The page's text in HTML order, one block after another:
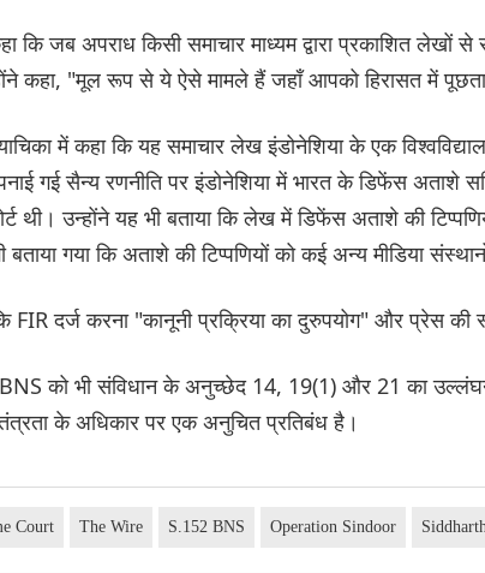
कि जब अपराध किसी समाचार माध्यम द्वारा प्रकाशित लेखों
कहा, "मूल रूप से ये ऐसे मामले हैं जहाँ आपको हिरासत में
में कहा कि यह समाचार लेख इंडोनेशिया के एक
गई सैन्य रणनीति पर इंडोनेशिया में भारत के ‌डिफेंस अताशे सहित
थी। उन्होंने यह भी बताया कि लेख में ‌डिफेंस अताशे की
गया कि अताशे की टिप्पणियों को कई अन्य मीडिया संस्थानों
FIR दर्ज करना "कानूनी प्रक्रिया का दुरुपयोग" और प्रेस
BNS को भी संविधान के अनुच्छेद 14, 19(1) और 21 का
के अधिकार पर एक अनुचित प्रतिबंध है।
Court The Wire S.152 BNS Operation Sindoor